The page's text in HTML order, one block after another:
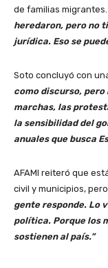
de familias migrantes.
heredaron, pero no
jurídica. Eso se
Soto concluyó con
como discurso, pero
marchas, las
la sensibilidad del
anuales que busca
AFAMI reiteró que
civil y municipios,
gente responde. Lo
política. Porque los
sostienen al país.”